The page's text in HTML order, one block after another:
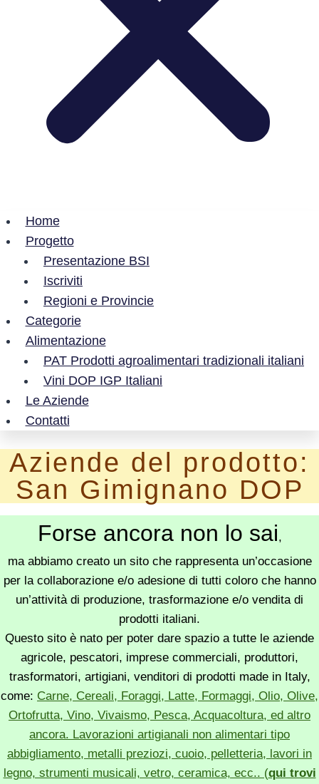
Home
Progetto
Presentazione BSI
Iscriviti
Regioni e Provincie
Categorie
Alimentazione
PAT Prodotti agroalimentari tradizionali italiani
Vini DOP IGP Italiani
Le Aziende
Contatti
Aziende del prodotto:
San Gimignano DOP
Forse ancora non lo sai,
ma abbiamo creato un sito che rappresenta un’occasione
per la collaborazione e/o adesione di tutti coloro che hanno
un’attività di produzione, trasformazione e/o vendita di
prodotti italiani.
Questo sito è nato per poter dare spazio a tutte le aziende
agricole, pescatori, imprese commerciali, produttori,
trasformatori, artigiani, venditori di prodotti made in Italy,
come: Carne, Cereali, Foraggi, Latte, Formaggi, Olio, Olive,
Ortofrutta, Vino, Vivaismo, Pesca, Acquacoltura, ed altro
ancora. Lavorazioni artigianali non alimentari tipo
abbigliamento, metalli preziozi, cuoio, pelletteria, lavori in
legno, strumenti musicali, vetro, ceramica, ecc.. (qui trovi